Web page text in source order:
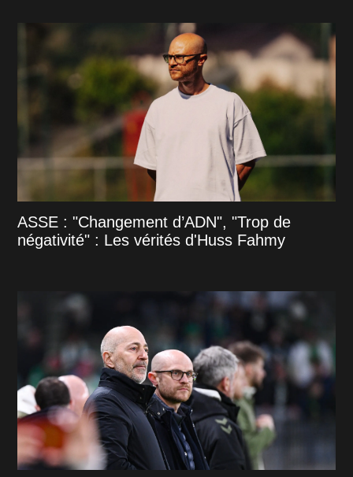
ASSE : "Changement d’ADN", "Trop de
négativité" : Les vérités d'Huss Fahmy